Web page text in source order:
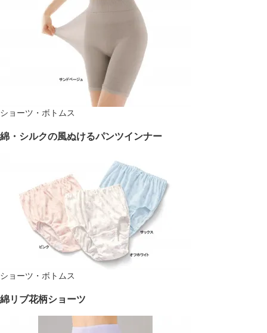
ショーツ・ボトムス
綿・シルクの風ぬけるパンツインナー
ショーツ・ボトムス
綿リブ花柄ショーツ